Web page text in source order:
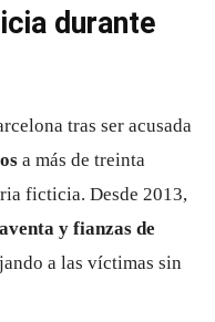
durante
tras ser acusada
a más de treinta
ficticia. Desde 2013,
y fianzas de
a las víctimas sin